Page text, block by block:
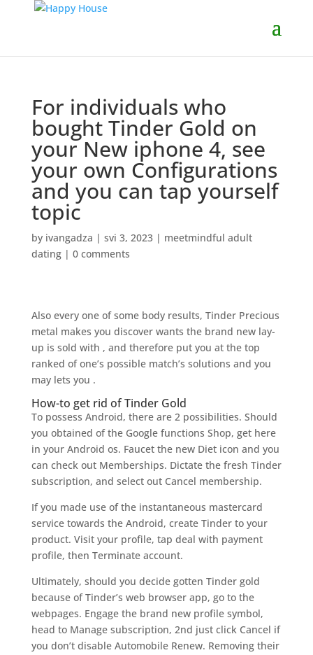
For individuals who
bought Tinder Gold on
your New iphone 4, see
your own Configurations
and you can tap yourself
topic
by ivangadza | svi 3, 2023| meetmindful adult
dating| 0 comments
Also every one of some body results, Tinder Precious
metal makes you discover wants the brand new lay-
up is sold with , and therefore put you at the top
ranked of one’s possible match’s solutions and you
may lets you .
How-to get rid of Tinder Gold
To possess Android, there are 2 possibilities. Should
you obtained of the Google functions Shop, get here
in your Android os. Faucet the new Diet icon and you
can check out Memberships. Dictate the fresh Tinder
subscription, and select out Cancel membership.
If you made use of the instantaneous mastercard
service towards the Android, create Tinder to your
product. Visit your profile, tap deal with payment
profile, then Terminate account.
Ultimately, should you decide gotten Tinder gold
because of Tinder’s web browser app, go to the
webpages. Engage the brand new profile symbol,
head to Manage subscription, 2nd just click Cancel if
you don’t disable Automobile Renew. Removing their